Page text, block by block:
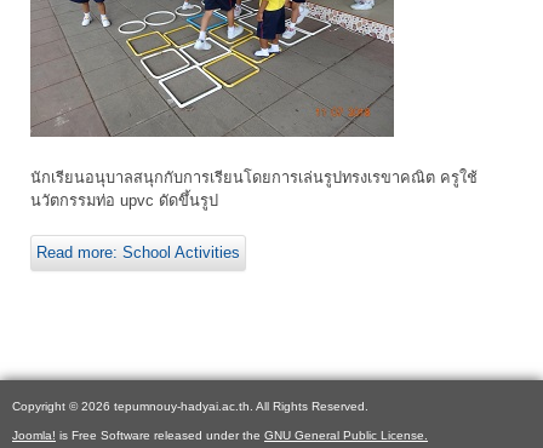
นักเรียนอนุบาลสนุกกับการเรียนโดยการเล่นรูปทรงเรขาคณิต ครูใช้
นวัตกรรมท่อ upvc ดัดขึ้นรูป
Read more: School Activities
Copyright © 2026 tepumnouy-hadyai.ac.th. All Rights Reserved.
Joomla! is Free Software released under the GNU General Public License.